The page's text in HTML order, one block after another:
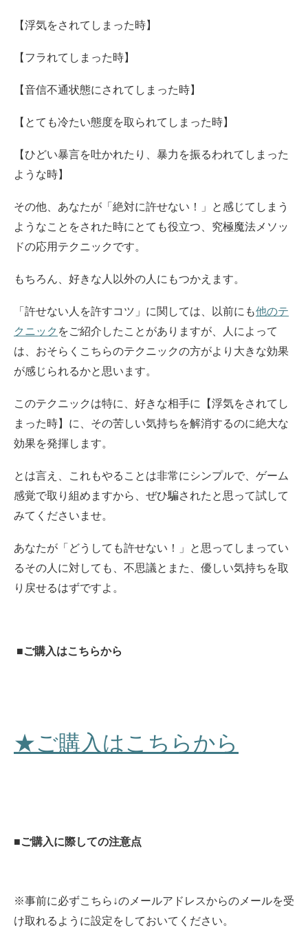
【浮気をされてしまった時】
【フラれてしまった時】
【音信不通状態にされてしまった時】
【とても冷たい態度を取られてしまった時】
【ひどい暴言を吐かれたり、暴力を振るわれてしまった
ような時】
その他、あなたが「絶対に許せない！」と感じてしまう
ようなことをされた時にとても役立つ、究極魔法メソッ
ドの応用テクニックです。
もちろん、好きな人以外の人にもつかえます。
「許せない人を許すコツ」に関しては、以前にも他のテ
クニック をご紹介したことがありますが、人によって
は、おそらくこちらのテクニックの方がより大きな効果
が感じられるかと思います。
このテクニックは特に、好きな相手に【浮気をされてし
まった時】に、その苦しい気持ちを解消するのに絶大な
効果を発揮します。
とは言え、これもやることは非常にシンプルで、ゲーム
感覚で取り組めますから、ぜひ騙されたと思って試して
みてくださいませ。
あなたが「どうしても許せない！」と思ってしまってい
るその人に対しても、不思議とまた、優しい気持ちを取
り戻せるはずですよ。
■ご購入はこちらから
★ご購入はこちらから
■ご購入に際しての注意点
※事前に必ずこちら↓のメールアドレスからのメールを受
け取れるように設定をしておいてください。